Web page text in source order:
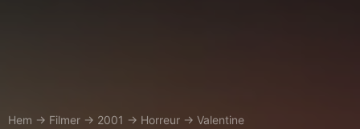
Hem → Filmer → 2001 → Horreur → Valentine